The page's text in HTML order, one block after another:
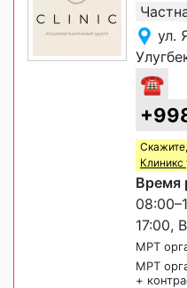
ул.
☎
Клиникс
Время
17:00,
МРТ
МРТ
+